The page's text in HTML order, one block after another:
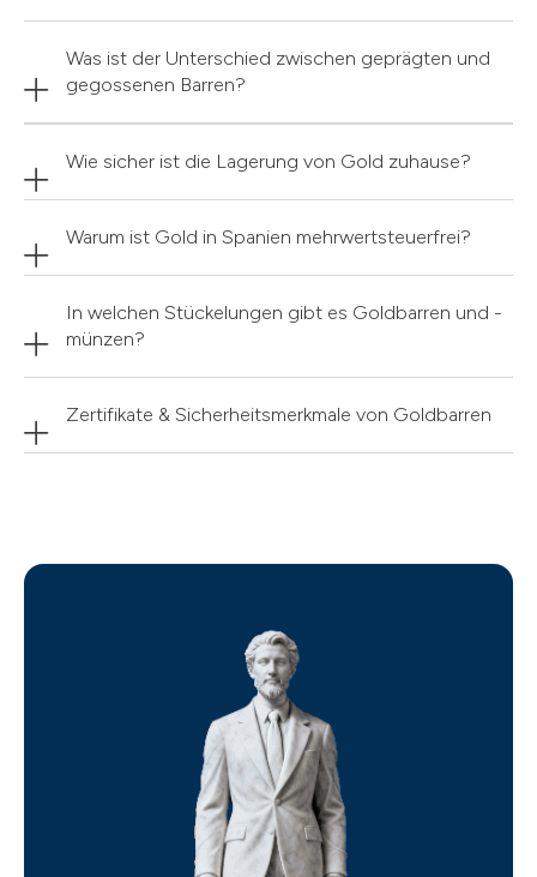
Was ist der Unterschied zwischen geprägten und
gegossenen Barren?
Wie sicher ist die Lagerung von Gold zuhause?
Warum ist Gold in Spanien mehrwertsteuerfrei?
In welchen Stückelungen gibt es Goldbarren und -
münzen?
Zertifikate & Sicherheitsmerkmale von Goldbarren